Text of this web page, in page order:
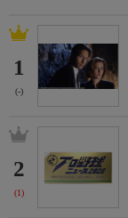
1
(-)
2
(1)